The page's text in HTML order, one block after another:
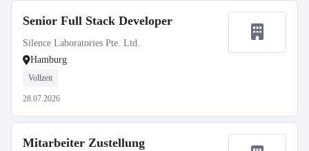
Senior Full Stack Developer
Silence Laboratories Pte. Ltd.
Hamburg
Vollzeit
28.07.2026
Mitarbeiter Zustellung